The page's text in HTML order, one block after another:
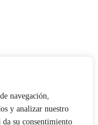
navegación,
y analizar nuestro
su consentimiento